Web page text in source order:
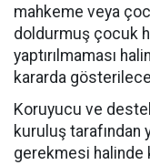
mahkeme veya
doldurmuş çocuk
yaptırılmaması
kararda
Koruyucu ve
kuruluş tarafından
gerekmesi halinde